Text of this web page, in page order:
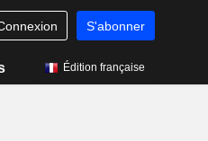
S'abonner
Édition française